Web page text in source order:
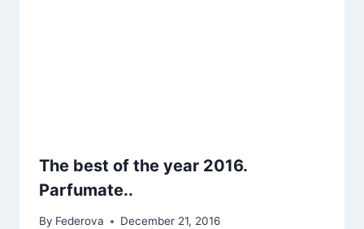
The best of the year 2016.
Parfumate..
By Federova December 21, 2016